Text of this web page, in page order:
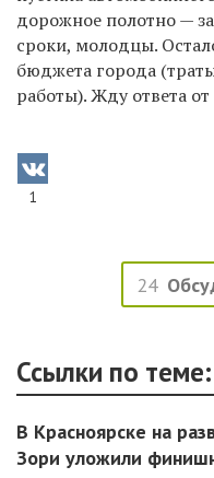
дорожное полотно —
сроки, молодцы.
бюджета города
работы). Жду ответа от
1
24
Ссылки по теме:
В Красноярске на
Зори уложили